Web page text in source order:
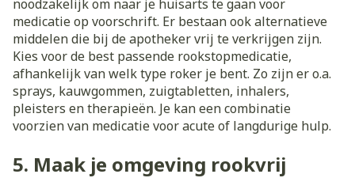
noodzakelijk om naar je huisarts te gaan voor
medicatie op voorschrift. Er bestaan ook alternatieve
middelen die bij de apotheker vrij te verkrijgen zijn.
Kies voor de best passende rookstopmedicatie,
afhankelijk van welk type roker je bent. Zo zijn er o.a.
sprays, kauwgommen, zuigtabletten, inhalers,
pleisters en therapieën. Je kan een combinatie
voorzien van medicatie voor acute of langdurige hulp.
5. Maak je omgeving rookvrij